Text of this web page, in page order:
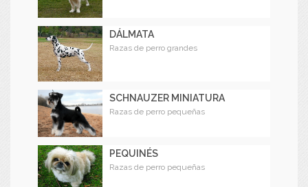
DÁLMATA
Razas de perro grandes
SCHNAUZER MINIATURA
Razas de perro pequeñas
PEQUINÉS
Razas de perro pequeñas